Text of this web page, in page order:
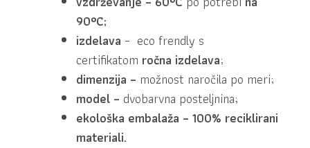
90°C;
izdelava – eco frendly s
certifikatom ročna izdelava;
dimenzija – možnost naročila po meri;
model – dvobarvna posteljnina;
ekološka embalaža – 100% reciklirani
materiali.